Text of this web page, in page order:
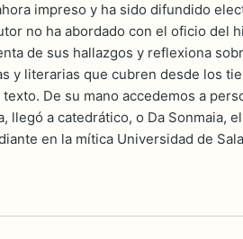
impreso y ha sido difundido
no ha abordado con el oficio del
de sus hallazgos y reflexiona
y literarias que cubren desde los
De su mano accedemos a
llegó a catedrático, o Da Sonmaia,
en la mítica Universidad de